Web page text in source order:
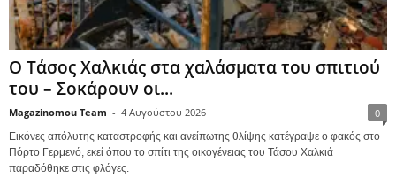
Ο Τάσος Χαλκιάς στα χαλάσματα του σπιτιού
του – Σοκάρουν οι...
Magazinomou Team - 4 Αυγούστου 2026 0
Εικόνες απόλυτης καταστροφής και ανείπωτης θλίψης κατέγραψε ο φακός στο
Πόρτο Γερμενό, εκεί όπου το σπίτι της οικογένειας του Τάσου Χαλκιά
παραδόθηκε στις φλόγες.